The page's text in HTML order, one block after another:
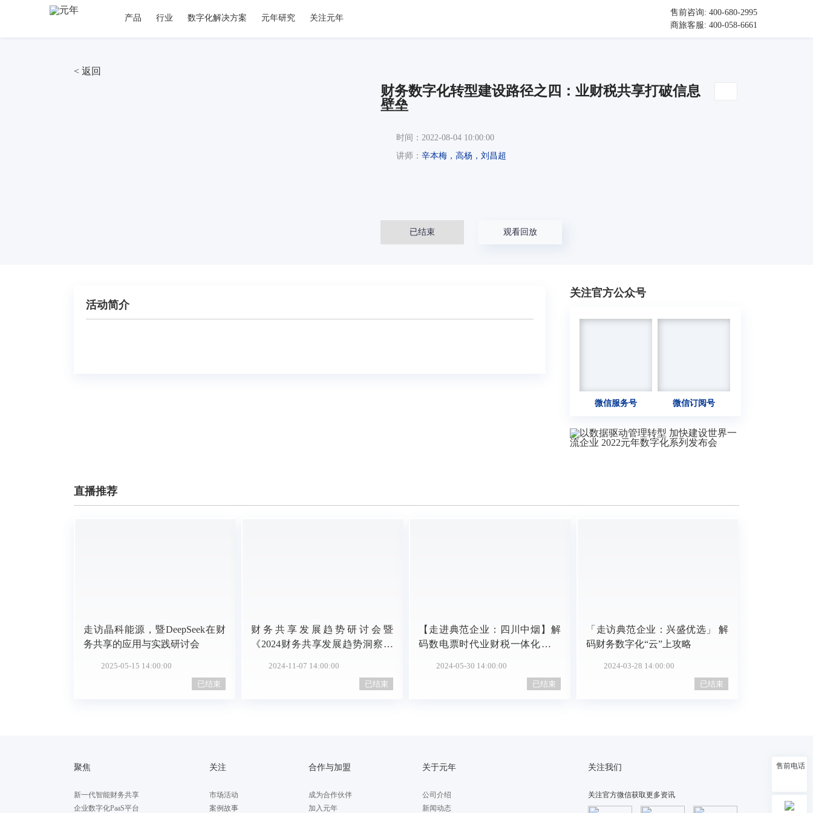
产品 行业 数字化解决方案 元年研究 关注元年
售前咨询: 400-680-2995
商旅客服: 400-058-6661
< 返回
财务数字化转型建设路径之四：业财税共享打破信息
壁垒
时间： 2022-08-04 10:00:00
讲师： 辛本梅，高杨，刘昌超
已结束 观看回放
活动简介
关注官方公众号
微信服务号 微信订阅号
直播推荐
走访晶科能源，暨DeepSeek在财
务共享的应用与实践研讨会
2025-05-15 14:00:00
已结束
财务共享发展趋势研讨会暨
《2024财务共享发展趋势洞察报
2024-11-07 14:00:00
已结束
【走进典范企业：四川中烟】解
码数电票时代业财税一体化管理
2024-05-30 14:00:00
已结束
「走访典范企业：兴盛优选」 解
码财务数字化“云”上攻略
2024-03-28 14:00:00
已结束
售前电话
聚焦
新一代智能财务共享
企业数字化PaaS平台
关注
市场活动
案例故事
合作与加盟
成为合作伙伴
加入元年
关于元年
公司介绍
新闻动态
关注我们
关注官方微信获取更多资讯